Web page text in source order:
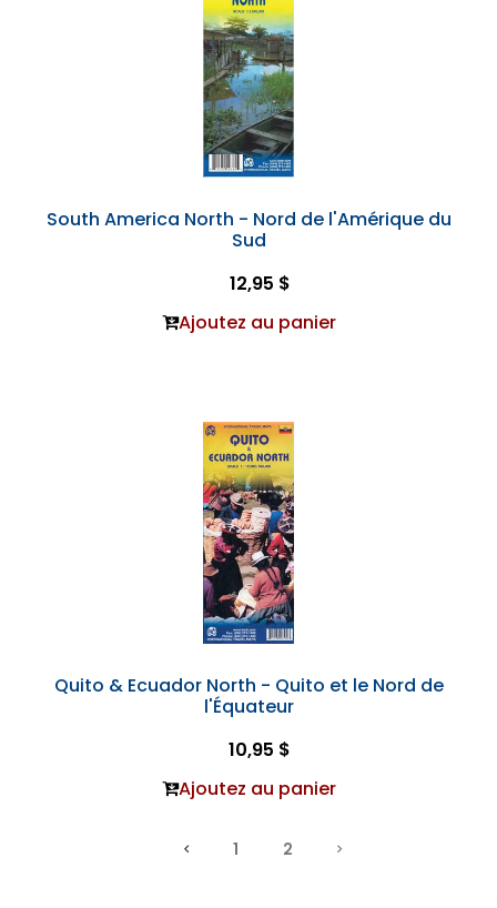
South America North - Nord de l'Amérique du
Sud
12,95 $
Ajoutez au panier
Quito & Ecuador North - Quito et le Nord de
l'Équateur
10,95 $
Ajoutez au panier
1 2